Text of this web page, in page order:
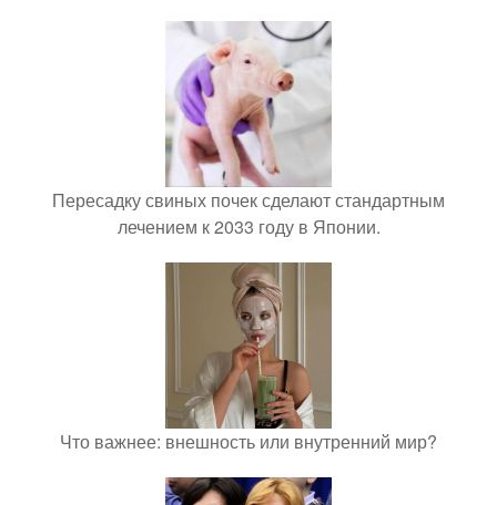
Пересадку свиных почек сделают стандартным
лечением к 2033 году в Японии.
Что важнее: внешность или внутренний мир?